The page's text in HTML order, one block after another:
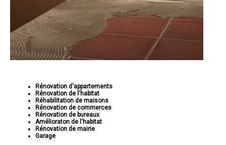
Rénovation d'appartements
Rénovation de l'habitat
Réhabilitation de maisons
Rénovation de commerces
Rénovation de bureaux
Amélioraton de l'habitat
Rénovation de mairie
Garage